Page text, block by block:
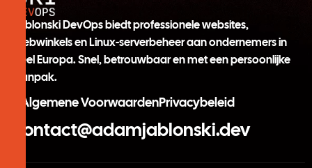
Jablonski DevOps biedt professionele websites,
webwinkels en Linux-serverbeheer aan ondernemers in
heel Europa. Snel, betrouwbaar en met een persoonlijke
aanpak.
Algemene VoorwaardenPrivacybeleid
contact@adamjablonski.dev